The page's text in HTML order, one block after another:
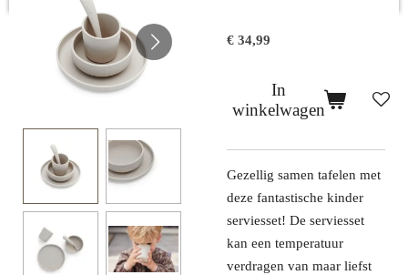
€ 34,99
In
winkelwagen
Gezellig samen tafelen met
deze fantastische kinder
serviesset! De serviesset
kan een temperatuur
verdragen van maar liefst